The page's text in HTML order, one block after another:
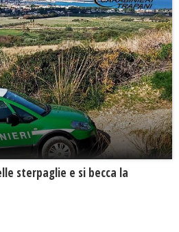
sterpaglie e si becca la